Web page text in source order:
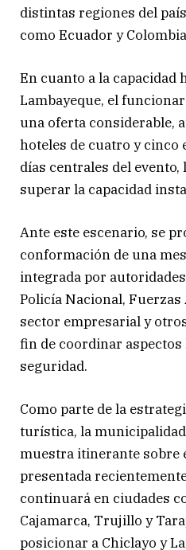
distintas regiones del
como Ecuador y
En cuanto a la capacidad
Lambayeque, el
una oferta considerable,
hoteles de cuatro y cinco
días centrales del evento,
superar la capacidad
Ante este escenario, se
conformación de una
integrada por
Policía Nacional, Fuerzas
sector empresarial y
fin de coordinar
seguridad.
Como parte de la
turística, la
muestra itinerante sobre
presentada
continuará en ciudades
Cajamarca, Trujillo y
posicionar a Chiclayo y